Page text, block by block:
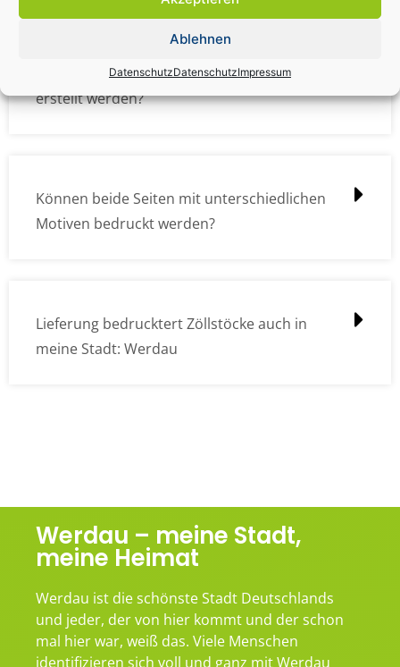
Ablehnen
DatenschutzDatenschutzImpressum
Wie müssen die Druckdateien angelegt /
erstellt werden?
Können beide Seiten mit unterschiedlichen
Motiven bedruckt werden?
Lieferung bedrucktert Zöllstöcke auch in
meine Stadt: Werdau
Werdau – meine Stadt,
meine Heimat
Werdau ist die schönste Stadt Deutschlands
und jeder, der von hier kommt und der schon
mal hier war, weiß das. Viele Menschen
identifizieren sich voll und ganz mit Werdau